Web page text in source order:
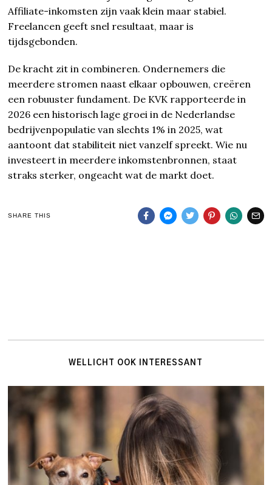
Affiliate-inkomsten zijn vaak klein maar stabiel.
Freelancen geeft snel resultaat, maar is
tijdsgebonden.
De kracht zit in combineren. Ondernemers die
meerdere stromen naast elkaar opbouwen, creëren
een robuuster fundament. De KVK rapporteerde in
2026 een historisch lage groei in de Nederlandse
bedrijvenpopulatie van slechts 1% in 2025, wat
aantoont dat stabiliteit niet vanzelf spreekt. Wie nu
investeert in meerdere inkomstenbronnen, staat
straks sterker, ongeacht wat de markt doet.
SHARE THIS
WELLICHT OOK INTERESSANT